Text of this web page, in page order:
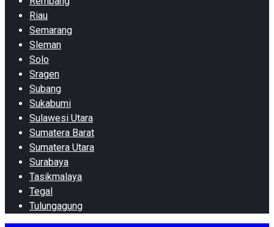
Riau
Semarang
Sleman
Solo
Sragen
Subang
Sukabumi
Sulawesi Utara
Sumatera Barat
Sumatera Utara
Surabaya
Tasikmalaya
Tegal
Tulungagung